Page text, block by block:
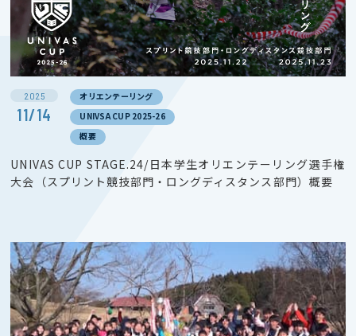
2025
11/14
オリエンテーリング
UNIVSA CUP 2025-26
概要
UNIVAS CUP STAGE.24/日本学生オリエンテーリング選手権
大会（スプリント競技部門・ロングディスタンス部門）概要